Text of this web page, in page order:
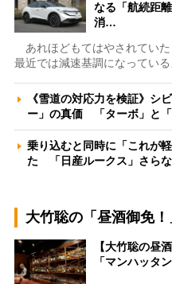
なる「航続距
消…
あれほどもてはやされていた
最近では減速基調になってい
《雪道の対応力を検証》シ
ー」の真価 「ターボ」と
乗り込むと同時に「これが
た 「日産ルークス」さら
大竹聡の「昼酒御免！
【大竹聡の昼
「マンハッタ